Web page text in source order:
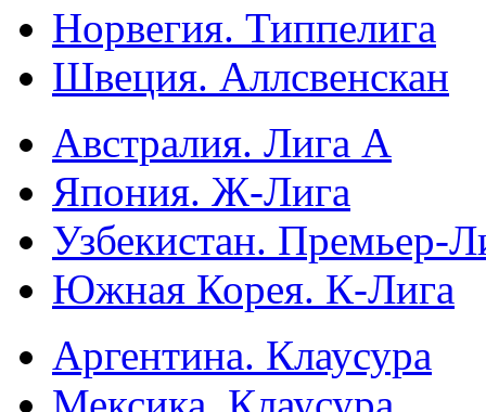
Норвегия. Типпелига
Швеция. Аллсвенскан
Австралия. Лига А
Япония. Ж-Лига
Узбекистан. Премьер-
Южная Корея. К-Лига
Аргентина. Клаусура